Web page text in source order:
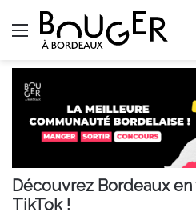
Menu
Découvrez Bordeaux
TikTok !